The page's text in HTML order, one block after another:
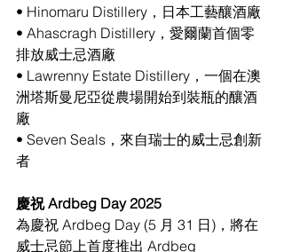
• Hinomaru Distillery，日本工藝釀酒廠
• Ahascragh Distillery，愛爾蘭首個零
排放威士忌酒廠
• Lawrenny Estate Distillery，一個在澳
洲塔斯曼尼亞從農場開始到裝瓶的釀酒
廠
• Seven Seals，來自瑞士的威士忌創新
者
慶祝 Ardbeg Day 2025
為慶祝 Ardbeg Day (5 月 31 日)，將在
威士忌節上首度推出 Ardbeg